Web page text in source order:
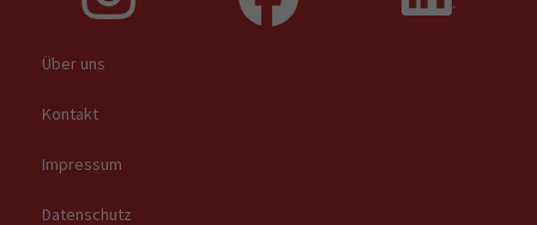
Über uns
Kontakt
Impressum
Datenschutz